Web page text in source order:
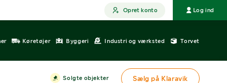
Opret konto Log ind
Køretøjer Byggeri Industri og værksted Torvet
Solgte objekter Sælg på Klaravik